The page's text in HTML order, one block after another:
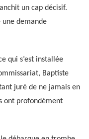
un cap décisif.
une demande
qui s’est installée
Baptiste
juré de ne jamais en
ont profondément